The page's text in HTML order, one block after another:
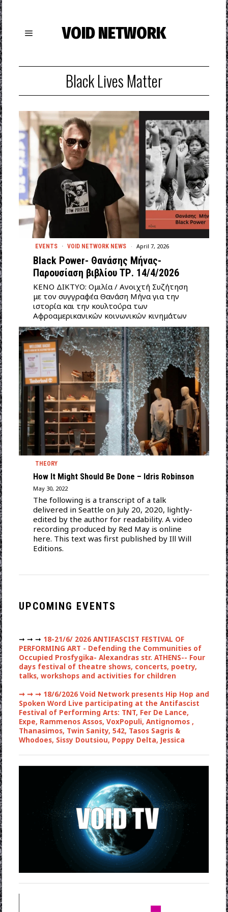
VOID NETWORK
Black Lives Matter
EVENTS · VOID NETWORK NEWS April 7, 2026
Black Power- Θανάσης Μήνας-
Παρουσίαση βιβλίου ΤΡ. 14/4/2026
ΚΕΝΟ ΔΙΚΤΥΟ: Ομιλία / Ανοιχτή Συζήτηση
με τον συγγραφέα Θανάση Μήνα για την
ιστορία και την κουλτούρα των
Αφροαμερικανικών κοινωνικών κινημάτων
THEORY
How It Might Should Be Done – Idris Robinson
May 30, 2022
The following is a transcript of a talk
delivered in Seattle on July 20, 2020, lightly-
edited by the author for readability. A video
recording produced by Red May is online
here. This text was first published by Ill Will
Editions.
UPCOMING EVENTS
➞ ➞ ➞ 18-21/6/ 2026 ANTIFASCIST FESTIVAL OF
PERFORMING ART - Defending the Communities of
Occupied Prosfygika- Alexandras str. ATHENS-- Four
days festival of theatre shows, concerts, poetry,
talks, workshops and activities for children
➞ ➞ ➞18/6/2026 Void Network presents Hip Hop and
Spoken Word Live participating at the Antifascist
Festival of Performing Arts: TNT, Fer De Lance,
Expe, Rammenos Assos, VoxPopuli, Antignomos ,
Thanasimos, Twin Sanity, 542, Tasos Sagris &
Whodoes, Sissy Doutsiou, Poppy Delta, Jessica